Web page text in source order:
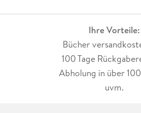
Ihre Vorteile:
Bücher
100 Tage
Abholung in über
uvm.